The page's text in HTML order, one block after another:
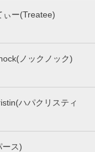
ぃー(Treatee)
ノックノック)
ハパクリスティ
ース)